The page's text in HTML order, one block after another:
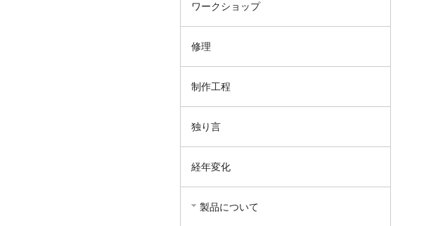
ワークショップ
修理
制作工程
独り言
経年変化
製品について